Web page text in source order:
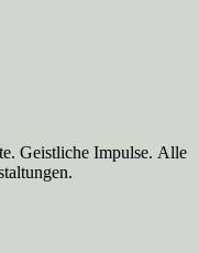
Geistliche Impulse. Alle